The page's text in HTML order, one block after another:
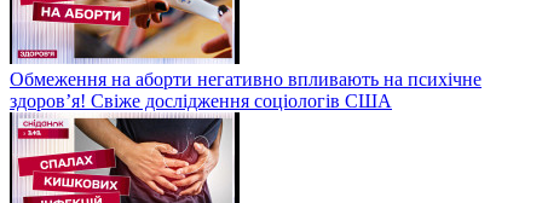
Обмеження на аборти негативно впливають на психічне
здоров’я! Свіже дослідження соціологів США